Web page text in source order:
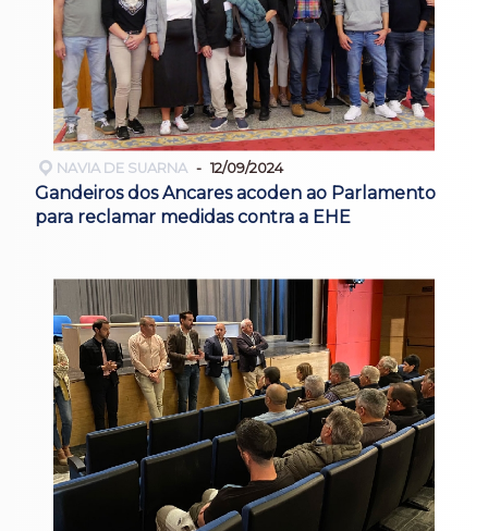
NAVIA DE SUARNA 12/09/2024
Gandeiros dos Ancares acoden ao Parlamento
para reclamar medidas contra a EHE